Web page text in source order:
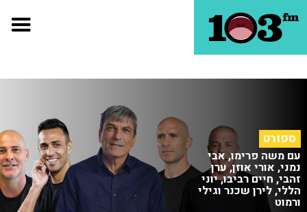
ספורט
עם משה פרימו, אבי
נמני, אורי אוזן, ערן
זהבי, חיים רביבו, יוני
הללי, לירן שכנר וגילי
ורמוט